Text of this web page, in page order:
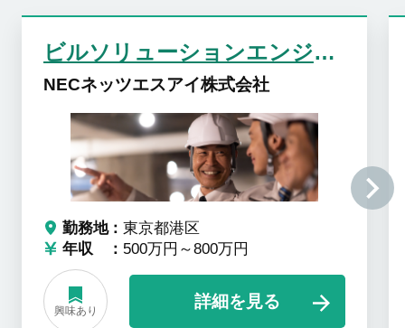
ビルソリューションエンジニア（中央監視設備）
NECネッツエスアイ株式会社
勤務地
東京都港区
年収
500万円～800万円
興味あり
詳細を見る